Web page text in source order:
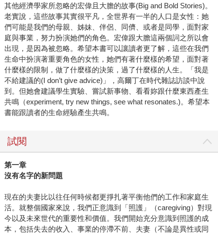
其他經濟學家所忽略的宏偉且大膽的故事(Big and Bold Stories)。
老實說，這些故事其實很平凡，全世界有一半的人口是女性：她
們可能是我們的母親、姊妹、伴侶、同儕、或者是同學，面對家
庭與事業，努力扮演她們的角色。宏偉跟大膽這兩個詞之所以會
出現，是因為被忽略。希望本書可以讓讀者更了解，這些在我們
生命中扮演著重要角色的女性，她們有著什麼樣的希望，面對著
什麼樣的限制，做了什麼樣的決策，過了什麼樣的人生。「我是
不給建議的(I don’t give advice)」，高爾丁在時代雜誌訪談中說
到。但她會建議學生實驗、嘗試新事物、看看妳跟什麼東西產生
共鳴（experiment, try new things, see what resonates.)。希望本
書能跟讀者的生命經驗產生共鳴。
試閱
第一章
沒有名字的新問題
現在的夫妻比以往任何時候都更掙扎著平衡他們的工作和家庭生
活。就整個國家來說，我們正意識到「照護」（caregiving）對現
今以及未來世代的重要性和價值。我們開始充分意識到照護的成
本，包括失去的收入、事業的停滯不前、夫妻（不論是異性或同